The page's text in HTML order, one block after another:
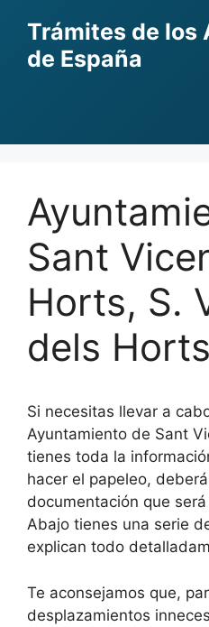
content
Trámites de los
de España
Sant
Horts, S.
dels Horts
Si necesitas llevar a
Ayuntamiento de Sant
tienes toda la
hacer el papeleo,
documentación que
Abajo tienes una serie
explican todo
Te aconsejamos que,
desplazamientos